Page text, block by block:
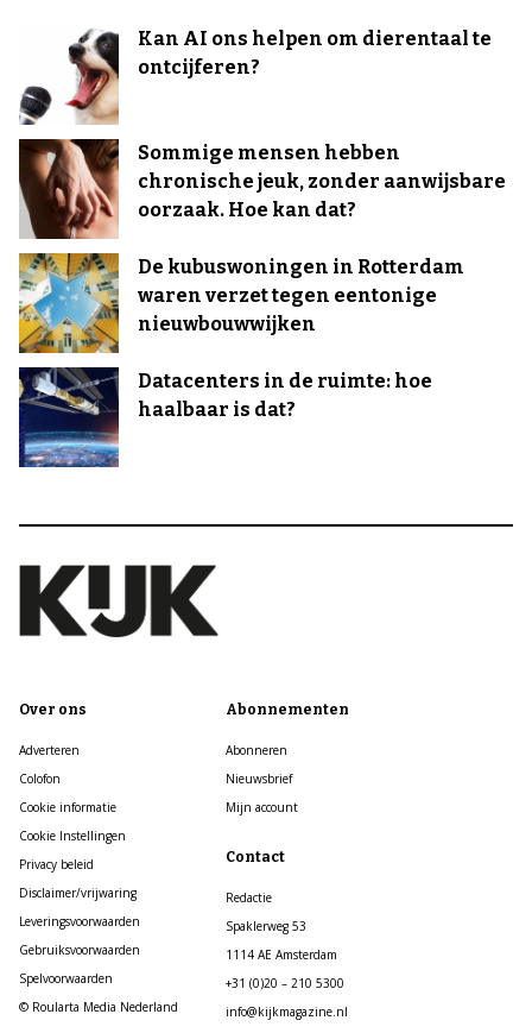
Kan AI ons helpen om dierentaal te
ontcijferen?
Sommige mensen hebben
chronische jeuk, zonder aanwijsbare
oorzaak. Hoe kan dat?
De kubuswoningen in Rotterdam
waren verzet tegen eentonige
nieuwbouwwijken
Datacenters in de ruimte: hoe
haalbaar is dat?
Over ons
Adverteren
Colofon
Cookie informatie
Cookie Instellingen
Privacy beleid
Disclaimer/vrijwaring
Leveringsvoorwaarden
Gebruiksvoorwaarden
Spelvoorwaarden
© Roularta Media Nederland
Abonnementen
Abonneren
Nieuwsbrief
Mijn account
Contact
Redactie
Spaklerweg 53
1114 AE Amsterdam
+31 (0)20 – 210 5300
info@kijkmagazine.nl